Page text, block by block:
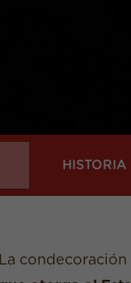
HISTORIA
La condecoración